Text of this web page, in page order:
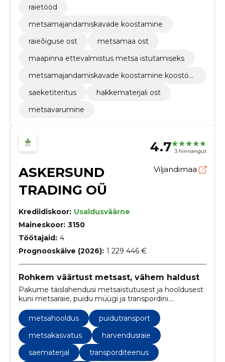
raietööd
metsamajandamiskavade koostamine
raieõiguse ost
metsamaa ost
maapinna ettevalmistus metsa istutamiseks
metsamajandamiskavade koostamine koostöö
saeketiteritus
hakkematerjali ost
metsavarumine
4.7 3 hinnangut
ASKERSUND
TRADING OÜ
Viljandimaa
Krediidiskoor: Usaldusväärne
Maineskoor: 3150
Töötajaid: 4
Prognooskäive (2026): 1 229 446 €
Rohkem väärtust metsast, vähem haldust
Pakume täislahendusi metsaistutusest ja hooldusest
kuni metsaraie, puidu müügi ja transpordini.
Optimeerime puistu väärtust, vähendame
halduskoormust ning tagame usaldusväärse ja
õigeaegse tarneahela.
metsahooldus
puidutransport
metsakasvatus
harvendusraie
saematerjal
transporditeenus